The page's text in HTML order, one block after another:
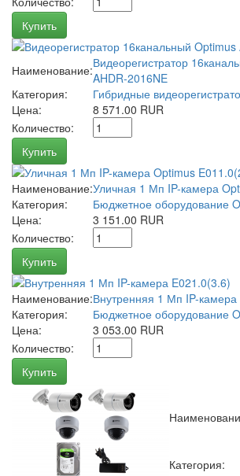
Купить
Наименование:Видеорегистратор
AHDR-2016NE
Категория:
Гибридные
Цена:
8 571.00 RUR
Количество:
Купить
Наименование:Уличная 1 Мп IP-камера
Категория:
Бюджетное оборудование
Цена:
3 151.00 RUR
Количество:
Купить
Наименование:Внутренняя 1 Мп IP-
Категория:
Бюджетное оборудование
Цена:
3 053.00 RUR
Количество:
Купить
Категория: